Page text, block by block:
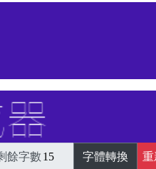
餘字數 字體轉換 重